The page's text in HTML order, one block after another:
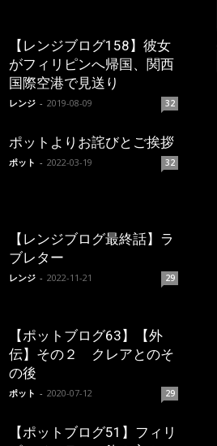
【レンジブログ158】彼女
がフィリピンへ帰国、関西
国際空港で見送り
レンジ - 2019-08-09 32
ポットよりお詫びとご挨拶
ポット - 2022-03-19 32
【レンジブログ最終話】ラ
ブレター
レンジ - 2022-11-21 29
【ポットブログ63】【外
伝】その２ クレアとのそ
の後
ポット - 2020-07-12 29
【ポットブログ51】フィリ